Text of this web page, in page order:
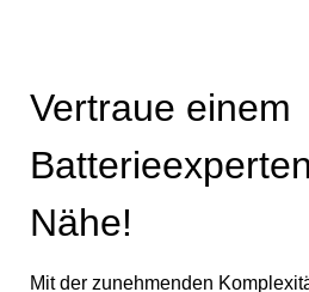
Vertraue einem
Nähe!
Mit der zunehmenden